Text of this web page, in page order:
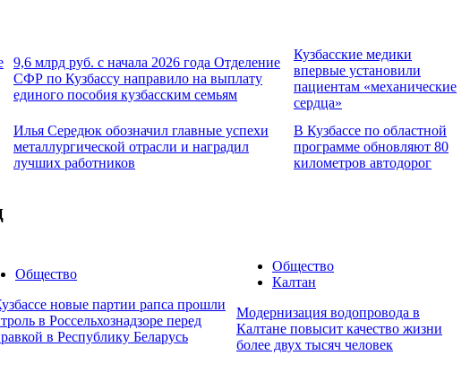
9,6 млрд руб. с начала 2026 года Отделение
СФР по Кузбассу направило на выплату
единого пособия кузбасским семьям
Кузбасские медики
впервые установили
пациентам «механические
сердца»
Илья Середюк обозначил главные успехи
металлургической отрасли и наградил
лучших работников
В Кузбассе по областной
программе обновляют 80
километров автодорог
Общество
новые партии рапса прошли
в Россельхознадзоре перед
в Республику Беларусь
Общество
Калтан
Модернизация водопровода в
Калтане повысит качество жизни
более двух тысяч человек